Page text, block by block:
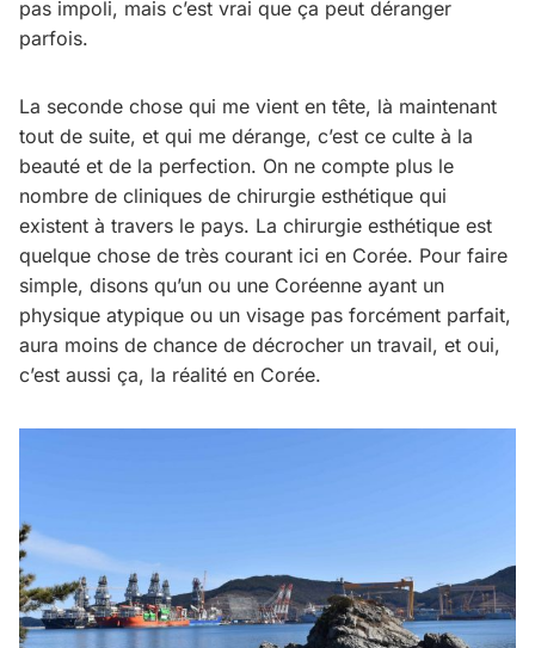
pas impoli, mais c’est vrai que ça peut déranger
parfois.
La seconde chose qui me vient en tête, là maintenant
tout de suite, et qui me dérange, c’est ce culte à la
beauté et de la perfection. On ne compte plus le
nombre de cliniques de chirurgie esthétique qui
existent à travers le pays. La chirurgie esthétique est
quelque chose de très courant ici en Corée. Pour faire
simple, disons qu’un ou une Coréenne ayant un
physique atypique ou un visage pas forcément parfait,
aura moins de chance de décrocher un travail, et oui,
c’est aussi ça, la réalité en Corée.